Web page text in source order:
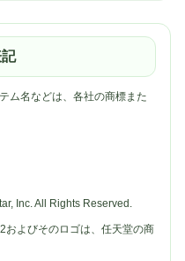
ム名などは、各社の商標また
Inc. All Rights Reserved.
およびそのロゴは、任天堂の商